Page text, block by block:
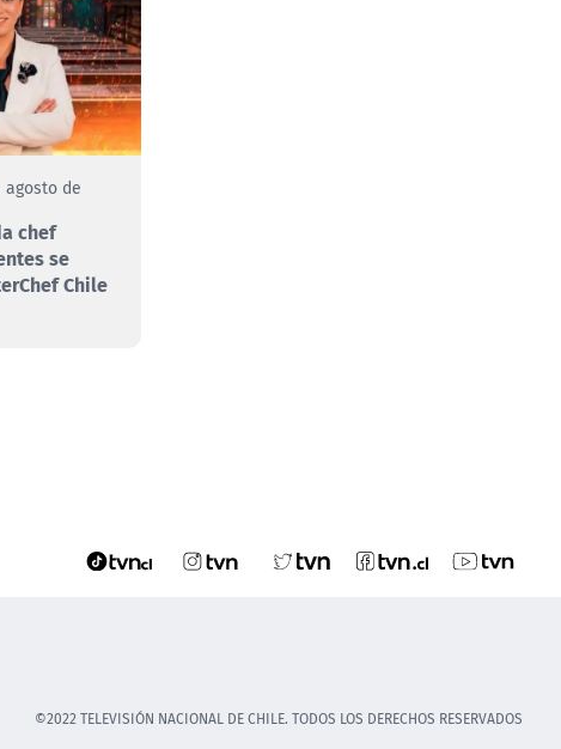
agosto de
chef
se
Chile
©2022 TELEVISIÓN NACIONAL DE CHILE. TODOS LOS DERECHOS RESERVADOS